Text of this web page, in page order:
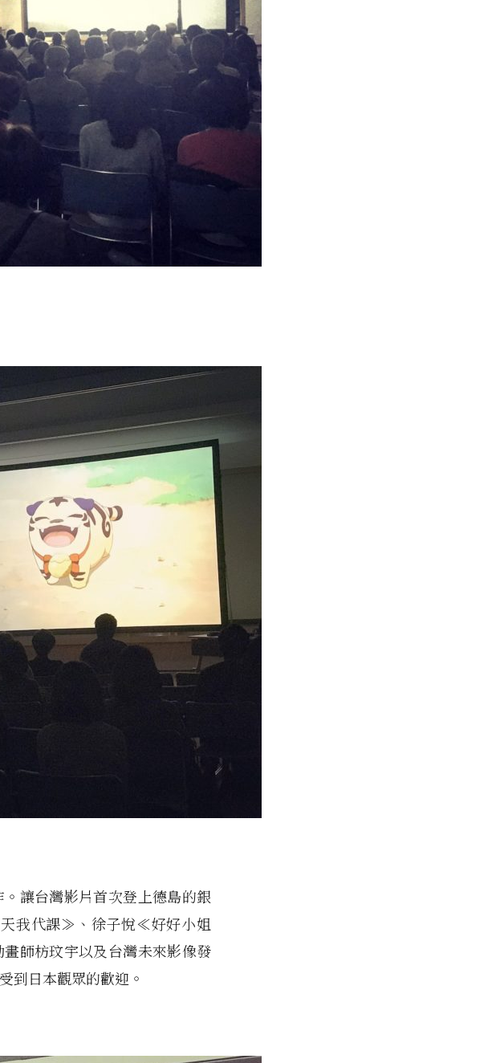
讓台灣影片首次登上德島的銀
我代課≫、徐子悅≪好好小姐
師枋玟宇以及台灣未來影像發
到日本觀眾的歡迎。